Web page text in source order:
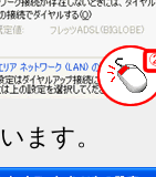
ます。